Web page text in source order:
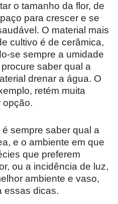
o tamanho da flor, de
para crescer e se
O material mais
cultivo é de cerâmica,
se sempre a umidade
saber qual a
drenar a água. O
retém muita
opção.
sempre saber qual a
e o ambiente em que
que preferem
ou a incidência de luz,
ambiente e vaso,
essas dicas.